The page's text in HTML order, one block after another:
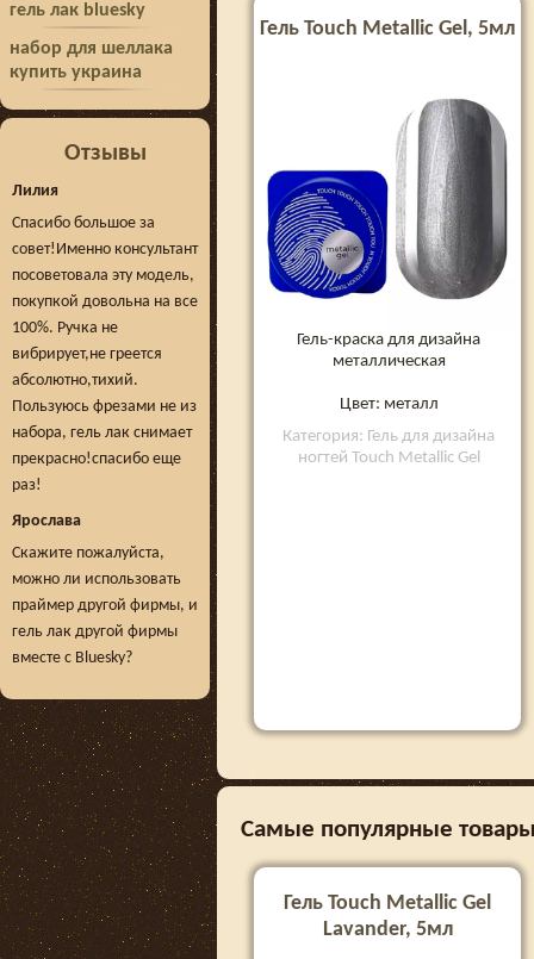
гель лак bluesky
набор для шеллака
купить украина
Отзывы
Лилия
Спасибо большое за
совет!Именно консультант
посоветовала эту модель,
покупкой довольна на все
100%. Ручка не
вибрирует,не греется
абсолютно,тихий.
Пользуюсь фрезами не из
набора, гель лак снимает
прекрасно!спасибо еще
раз!
Ярослава
Скажите пожалуйста,
можно ли использовать
праймер другой фирмы, и
гель лак другой фирмы
вместе с Bluesky?
Гель Touch Metallic Gel, 5мл
Гель-краска для дизайна
металлическая
Цвет: металл
Категория: Гель для дизайна
ногтей Touch Metallic Gel
Самые популярные товары
Гель Touch Metallic Gel
Lavander, 5мл